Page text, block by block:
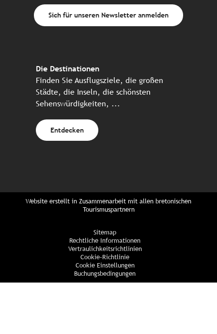
Sich für unseren Newsletter anmelden
Die Destinationen
Finden Sie Ausflugsziele, die großen
Städte, die Inseln, die schönsten
Sehenswürdigkeiten, ...
Entdecken
Website erstellt in Zusammenarbeit mit allen bretonischen
Tourismuspartnern
Sitemap
Rechtliche Informationen
Vertraulichkeitsrichtlinien
Cookie-Richtlinie
Cookie Einstellungen
Buchungsbedingungen